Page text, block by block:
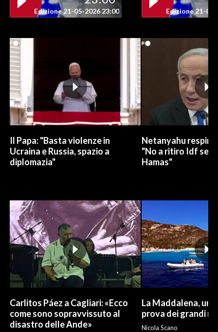
ANNUNCI
PUBBLICITÀ
SPIAGGE
STORE
Edizione 21-05-2026 23:00 Edizione 21-05-
Il Papa: "Basta violenze in
Ucraina e Russia, spazio a
diplomazia"
Netanyahu
"No a ritiro Idf
Hamas"
Carlitos Páez a Cagliari: «Ecco
come sono sopravvissuto al
disastro delle Ande»
La Maddalena, un
prova dei grandi
Nicola Scano